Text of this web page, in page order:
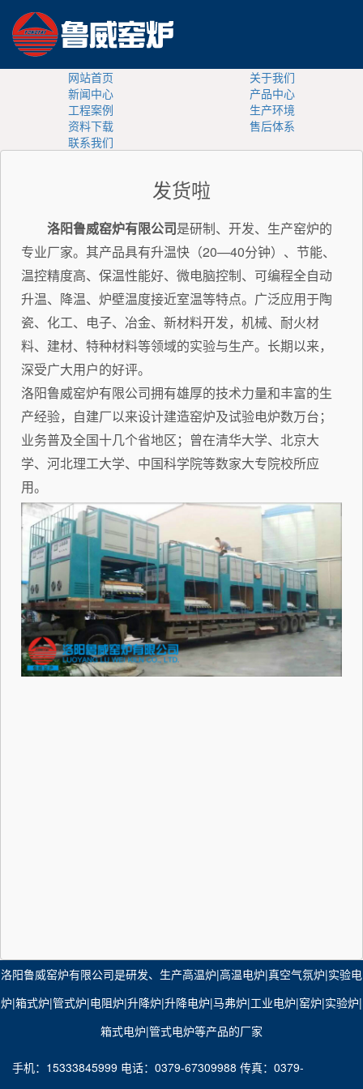
网站首页
关于我们
新闻中心
产品中心
工程案例
生产环境
资料下载
售后体系
联系我们
发货啦
洛阳鲁威窑炉有限公司是研制、开发、生产窑炉的
专业厂家。其产品具有升温快（20—40分钟）、节能、
温控精度高、保温性能好、微电脑控制、可编程全自动
升温、降温、炉壁温度接近室温等特点。广泛应用于陶
瓷、化工、电子、冶金、新材料开发，机械、耐火材
料、建材、特种材料等领域的实验与生产。长期以来，
深受广大用户的好评。
洛阳鲁威窑炉有限公司拥有雄厚的技术力量和丰富的生
产经验，自建厂以来设计建造窑炉及试验电炉数万台；
业务普及全国十几个省地区；曾在清华大学、北京大
学、河北理工大学、中国科学院等数家大专院校所应
用。
洛阳鲁威窑炉有限公司是研发、生产高温炉|高温电炉|真空气氛炉|​实验电
炉|箱式炉|管式炉|电阻炉|升降炉|升降电炉|马弗炉|工业电炉|窑炉|​实验炉|​
箱式电炉​|管式电炉等产品的厂家
手机：15333845999 电话：0379-67309988 传真：0379-